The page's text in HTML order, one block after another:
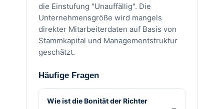
die Einstufung "Unauffällig". Die
Unternehmensgröße wird mangels
direkter Mitarbeiterdaten auf Basis von
Stammkapital und Managementstruktur
geschätzt.
Häufige Fragen
Wie ist die Bonität der Richter